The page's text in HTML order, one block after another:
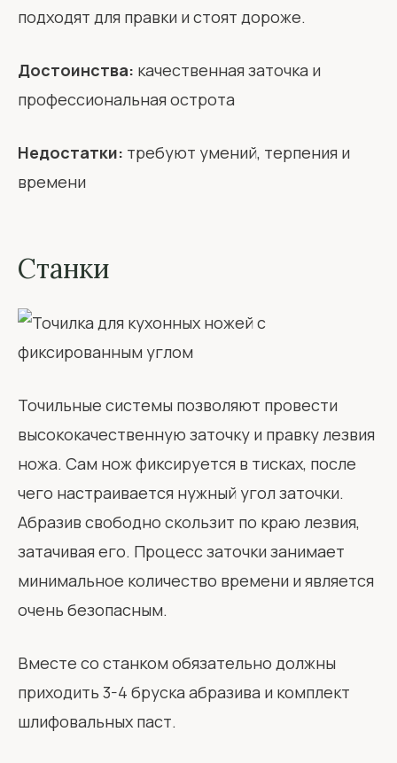
подходят для правки и стоят дороже.
Достоинства: качественная заточка и
профессиональная острота
Недостатки: требуют умений, терпения и
времени
Станки
Точильные системы позволяют провести
высококачественную заточку и правку лезвия
ножа. Сам нож фиксируется в тисках, после
чего настраивается нужный угол заточки.
Абразив свободно скользит по краю лезвия,
затачивая его. Процесс заточки занимает
минимальное количество времени и является
очень безопасным.
Вместе со станком обязательно должны
приходить 3-4 бруска абразива и комплект
шлифовальных паст.